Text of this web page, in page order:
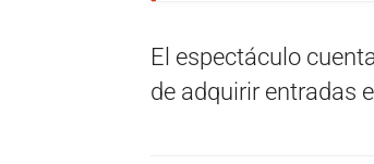
El espectáculo
de adquirir entradas